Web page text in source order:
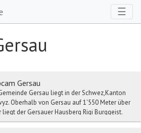
☰
Gersau
Gersau liegt in der Schwez,Kanton
Oberhalb von Gersau auf 1'550 Meter über
liegt der Gersauer Hausberg Rigi Burggeist.